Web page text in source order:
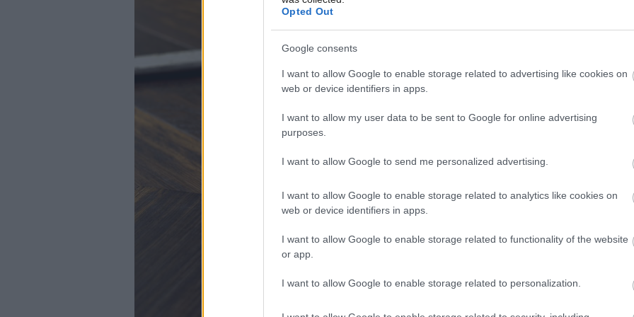
Opted Out
Google consents
I want to allow Google to enable storage related to advertising like cookies on
web or device identifiers in apps.
I want to allow my user data to be sent to Google for online advertising
purposes.
I want to allow Google to send me personalized advertising.
I want to allow Google to enable storage related to analytics like cookies on
web or device identifiers in apps.
I want to allow Google to enable storage related to functionality of the website
or app.
I want to allow Google to enable storage related to personalization.
Môj dom Špeciál 02/2026